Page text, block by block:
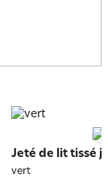
Jeté de lit tissé
vert